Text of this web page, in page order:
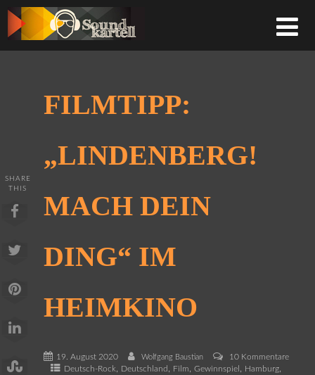
FILMTIPP:
„LINDENBERG!
MACH DEIN
DING“ IM
HEIMKINO
19. August 2020 Wolfgang Baustian
10 Kommentare
Deutsch-Rock, Deutschland , Film, Gewinnspiel , Hamburg,
SHARE
THIS